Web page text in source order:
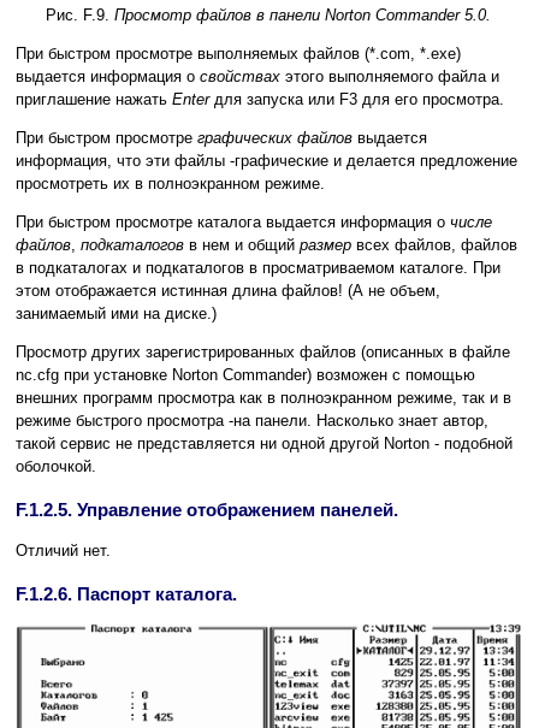
Рис. F.9. Просмотр файлов в панели Norton Commander 5.0.
При быстром просмотре выполняемых файлов (*.com, *.exe)
выдается информация о свойствах этого выполняемого файла и
приглашение нажать Enterдля запуска или F3 для его просмотра.
При быстром просмотре графических файлов выдается
информация, что эти файлы -графические и делается предложение
просмотреть их в полноэкранном режиме.
При быстром просмотре каталога выдается информация о числе
файлов, подкаталогов в нем и общий размер всех файлов, файлов
в подкаталогах и подкаталогов в просматриваемом каталоге. При
этом отображается истинная длина файлов! (А не объем,
занимаемый ими на диске.)
Просмотр других зарегистрированных файлов (описанных в файле
nc.cfg при установке Norton Commander) возможен с помощью
внешних программ просмотра как в полноэкранном режиме, так и в
режиме быстрого просмотра -на панели. Насколько знает автор,
такой сервис не представляется ни одной другой Norton - подобной
оболочкой.
F.1.2.5. Управление отображением панелей.
Отличий нет.
F.1.2.6. Паспорт каталога.